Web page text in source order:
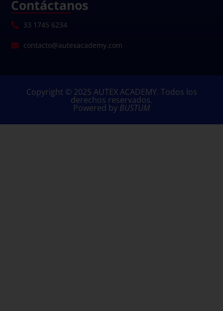
Contáctanos
33 1745 6234
contacto@autexacademy.com
Copyright © 2025 AUTEX ACADEMY. Todos los
derechos reservados.
Powered by BUSTUM